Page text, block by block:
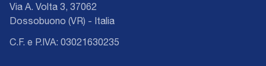
Via A. Volta 3, 37062
Dossobuono (VR) - Italia
C.F. e P.IVA: 03021630235